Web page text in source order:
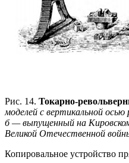
Рис. 14. Токарно-
моделей с вертикальной осью
б — выпущенный на
Великой Отечественной
Копировальное устройство